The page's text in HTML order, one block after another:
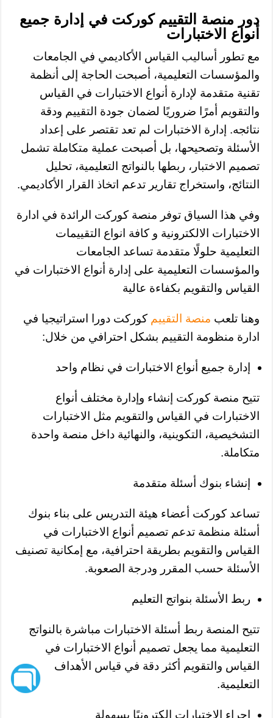
دور منصة التقييم كوركت في إدارة جميع
أنواع الاختبارات
مع تطور أساليب القياس الأكاديمي في الجامعات
والمؤسسات التعليمية، أصبحت الحاجة إلى أنظمة
تقنية متقدمة لإدارة أنواع الاختبارات في القياس
والتقويم أمرًا ضروريًا لضمان جودة التقييم ودقة
نتائجه. إدارة الاختبارات لم تعد تقتصر على إعداد
الأسئلة وتصحيحها، بل أصبحت عملية متكاملة تشمل
تصميم الاختبار، ربطها بالنواتج التعليمية، تحليل
النتائج، واستخراج تقارير تدعم اتخاذ القرار الأكاديمي.
وفي هذا السياق توفر منصة كوركت الرائدة في ادارة
الاختبارات الالكترونية و كافة انواع التقييمات
التعليمية حلولًا متقدمة تساعد الجامعات
والمؤسسات التعليمية على إدارة أنواع الاختبارات في
القياس والتقويم بكفاءة عالية
وهنا تلعب منصة التقييم كوركت دورا استراتيجيا في
ادارة منظومة التقييم بشكل احترافي من خلال:
إدارة جميع أنواع الاختبارات في نظام واحد
تتيح منصة كوركت إنشاء وإدارة مختلف أنواع
الاختبارات في القياس والتقويم مثل الاختبارات
التشخيصية، التكوينية، والنهائية داخل منصة واحدة
متكاملة.
إنشاء بنوك أسئلة متقدمة
تساعد كوركت أعضاء هيئة التدريس على بناء بنوك
أسئلة منظمة تدعم تصميم أنواع الاختبارات في
القياس والتقويم بطريقة احترافية، مع إمكانية تصنيف
الأسئلة حسب المقرر ودرجة الصعوبة.
ربط الأسئلة بنواتج التعليم
تتيح المنصة ربط أسئلة الاختبارات مباشرة بالنواتج
التعليمية مما يجعل تصميم أنواع الاختبارات في
القياس والتقويم أكثر دقة في قياس الأهداف
التعليمية.
إجراء الاختبارات إلكترونيًا بسهولة